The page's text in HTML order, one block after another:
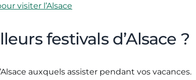
visiter l’Alsace
festivals d’Alsace ?
auxquels assister pendant vos vacances.